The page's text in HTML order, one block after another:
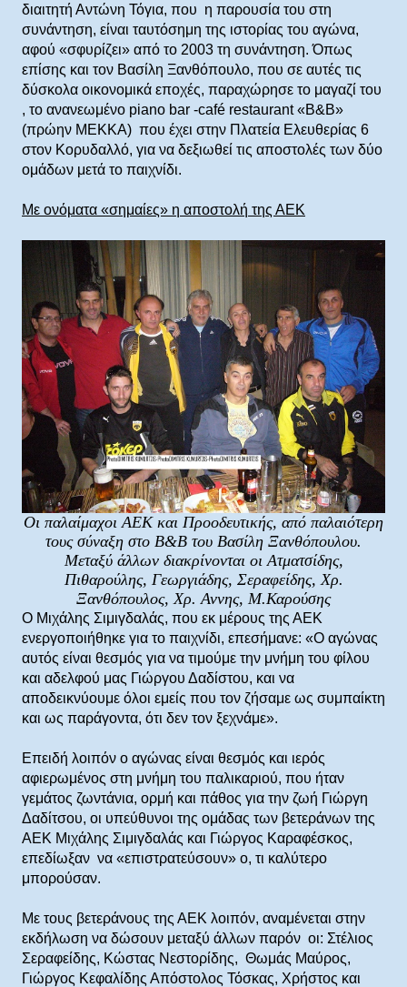
διαιτητή Αντώνη Τόγια, που η παρουσία του στη
συνάντηση, είναι ταυτόσημη της ιστορίας του αγώνα,
αφού «σφυρίζει» από το 2003 τη συνάντηση. Όπως
επίσης και τον Βασίλη Ξανθόπουλο, που σε αυτές τις
δύσκολα οικονομικά εποχές, παραχώρησε το μαγαζί του
, το ανανεωμένο piano bar -café restaurant «Β&Β»
(πρώην ΜΕΚΚΑ) που έχει στην Πλατεία Ελευθερίας 6
στον Κορυδαλλό, για να δεξιωθεί τις αποστολές των δύο
ομάδων μετά το παιχνίδι.
Με ονόματα «σημαίες» η αποστολή της ΑΕΚ
Οι παλαίμαχοι ΑΕΚ και Προοδευτικής, από παλαιότερη
τους σύναξη στο B&B του Βασίλη Ξανθόπουλου.
Μεταξύ άλλων διακρίνονται οι Ατματσίδης,
Πιθαρούλης, Γεωργιάδης, Σεραφείδης, Χρ.
Ξανθόπουλος, Χρ. Αννης, Μ.Καρούσης
Ο Μιχάλης Σιμιγδαλάς, που εκ μέρους της ΑΕΚ
ενεργοποιήθηκε για το παιχνίδι, επεσήμανε: «Ο αγώνας
αυτός είναι θεσμός για να τιμούμε την μνήμη του φίλου
και αδελφού μας Γιώργου Δαδίστου, και να
αποδεικνύουμε όλοι εμείς που τον ζήσαμε ως συμπαίκτη
και ως παράγοντα, ότι δεν τον ξεχνάμε».
Επειδή λοιπόν ο αγώνας είναι θεσμός και ιερός
αφιερωμένος στη μνήμη του παλικαριού, που ήταν
γεμάτος ζωντάνια, ορμή και πάθος για την ζωή Γιώργη
Δαδίτσου, οι υπεύθυνοι της ομάδας των βετεράνων της
ΑΕΚ Μιχάλης Σιμιγδαλάς και Γιώργος Καραφέσκος,
επεδίωξαν να «επιστρατεύσουν» ο, τι καλύτερο
μπορούσαν.
Με τους βετεράνους της ΑΕΚ λοιπόν, αναμένεται στην
εκδήλωση να δώσουν μεταξύ άλλων παρόν οι: Στέλιος
Σεραφείδης, Κώστας Νεστορίδης, Θωμάς Μαύρος,
Γιώργος Κεφαλίδης Απόστολος Τόσκας, Χρήστος και